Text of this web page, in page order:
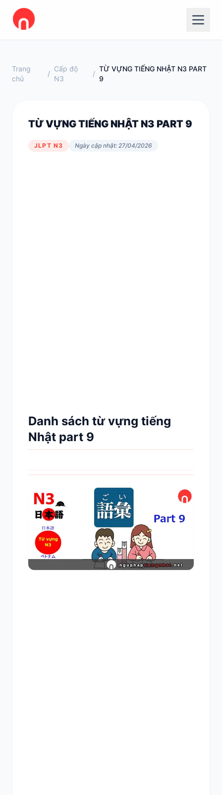
Trang
chủ
/
Cấp độ
N3
/
TỪ VỰNG TIẾNG NHẬT N3 PART
9
TỪ VỰNG TIẾNG NHẬT N3 PART 9
JLPT N3 Ngày cập nhật: 27/04/2026
Danh sách từ vựng tiếng
Nhật part 9